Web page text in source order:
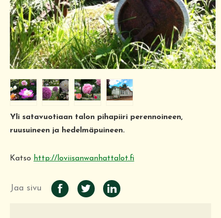
Yli satavuotiaan talon pihapiiri perennoineen,
ruusuineen ja hedelmäpuineen.
Katso http://loviisanwanhattalot.fi
Jaa sivu